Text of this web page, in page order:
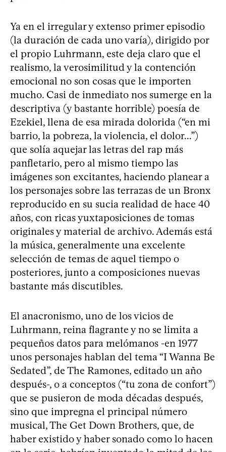
Ya en el irregular y extenso primer episodio
(la duración de cada uno varía), dirigido por
el propio Luhrmann, este deja claro que el
realismo, la verosimilitud y la contención
emocional no son cosas que le importen
mucho. Casi de inmediato nos sumerge en la
descriptiva (y bastante horrible) poesía de
Ezekiel, llena de esa mirada dolorida (“en mi
barrio, la pobreza, la violencia, el dolor...”)
que solía aquejar las letras del rap más
panfletario, pero al mismo tiempo las
imágenes son excitantes, haciendo planear a
los personajes sobre las terrazas de un Bronx
reproducido en su sucia realidad de hace 40
años, con ricas yuxtaposiciones de tomas
originales y material de archivo. Además está
la música, generalmente una excelente
selección de temas de aquel tiempo o
posteriores, junto a composiciones nuevas
bastante más discutibles.
El anacronismo, uno de los vicios de
Luhrmann, reina flagrante y no se limita a
pequeños datos para melómanos -en 1977
unos personajes hablan del tema “I Wanna Be
Sedated”, de The Ramones, editado un año
después-, o a conceptos (“tu zona de confort”)
que se pusieron de moda décadas después,
sino que impregna el principal número
musical, The Get Down Brothers, que, de
haber existido y haber sonado como lo hacen